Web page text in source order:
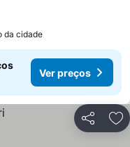
da cidade
Ver preços
Partilhar